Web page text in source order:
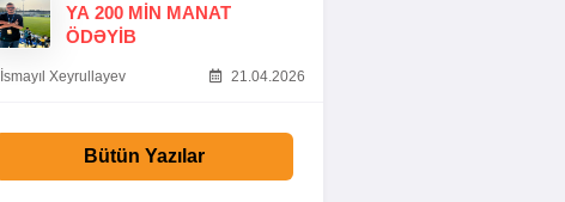
YA 200 MIN MANAT
ÖDƏYIB
İsmayıl Xeyrullayev 21.04.2026
Bütün Yazılar